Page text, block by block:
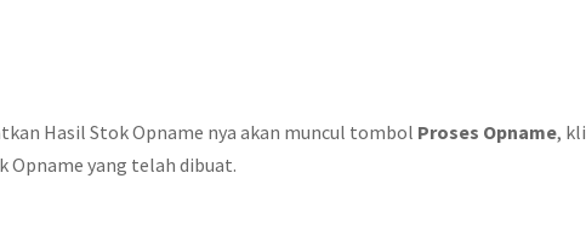
Hasil Stok Opname nya akan muncul tombol Proses Opname,
yang telah dibuat.